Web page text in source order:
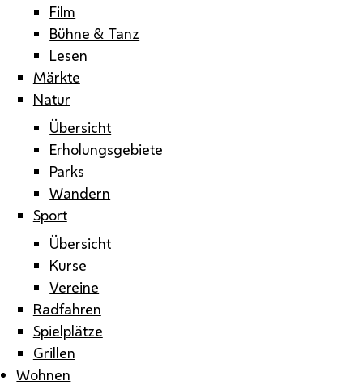
Film
Bühne & Tanz
Lesen
Märkte
Natur
Übersicht
Erholungsgebiete
Parks
Wandern
Sport
Übersicht
Kurse
Vereine
Radfahren
Spielplätze
Grillen
Wohnen